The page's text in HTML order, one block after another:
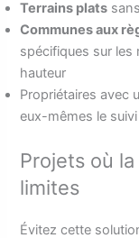
Terrains plats
Communes aux
spécifiques sur les
hauteur
Propriétaires avec
eux-mêmes le
Projets où
limites
Évitez cette